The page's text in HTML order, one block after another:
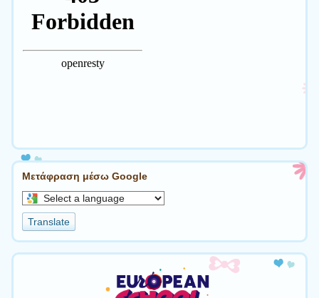
Μετάφραση μέσω Google
Select
a
language
to
translate
Translate